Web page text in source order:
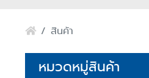
สินค้า
หมวดหมู่สินค้า